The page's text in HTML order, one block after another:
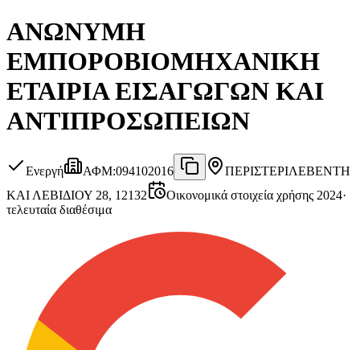
ΑΝΩΝΥΜΗ
ΕΜΠΟΡΟΒΙΟΜΗΧΑΝΙΚΗ
ΕΤΑΙΡΙΑ ΕΙΣΑΓΩΓΩΝ ΚΑΙ
ΑΝΤΙΠΡΟΣΩΠΕΙΩΝ
Ενεργή ΑΦΜ:094102016 ΠΕΡΙΣΤΕΡΙΛΕΒΕΝΤΗ
ΚΑΙ ΛΕΒΙΔΙΟΥ 28, 12132
Οικονομικά στοιχεία χρήσης 2024·
τελευταία διαθέσιμα